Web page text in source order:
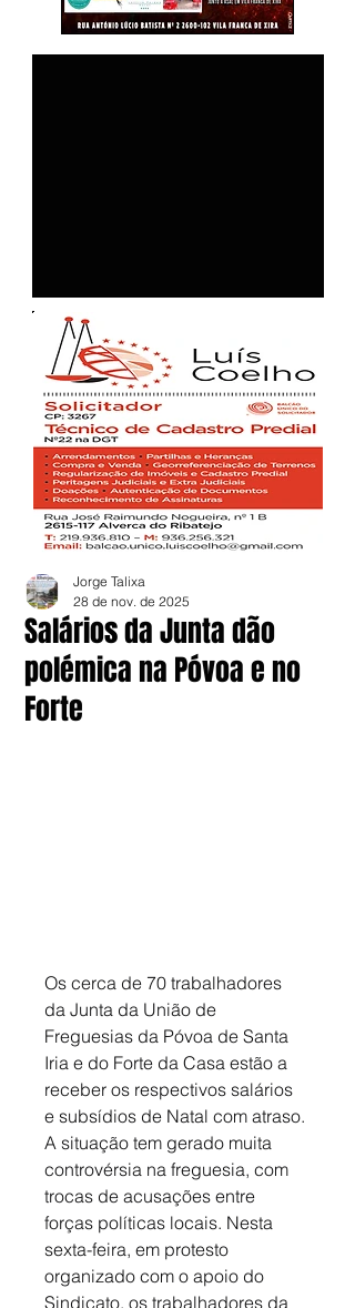
Salários da Junta dão
polémica na Póvoa e no
Forte
Jorge Talixa
28 de nov. de 2025
Os cerca de 70 trabalhadores
da Junta da União de
Freguesias da Póvoa de Santa
Iria e do Forte da Casa estão a
receber os respectivos salários
e subsídios de Natal com atraso.
A situação tem gerado muita
controvérsia na freguesia, com
trocas de acusações entre
forças políticas locais. Nesta
sexta-feira, em protesto
organizado com o apoio do
Sindicato, os trabalhadores da